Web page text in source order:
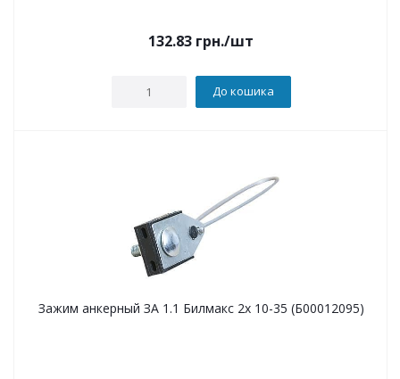
132.83 грн./шт
До кошика
Зажим анкерный ЗА 1.1 Билмакс 2х 10-35 (Б00012095)